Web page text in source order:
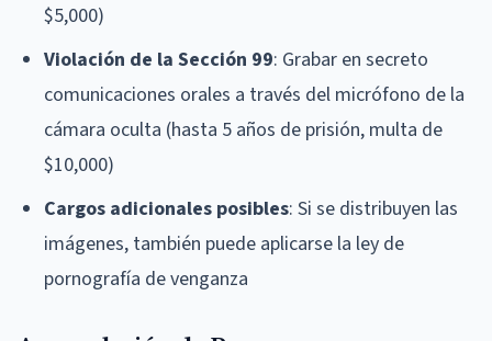
$5,000)
Violación de la Sección 99: Grabar en secreto
comunicaciones orales a través del micrófono de la
cámara oculta (hasta 5 años de prisión, multa de
$10,000)
Cargos adicionales posibles: Si se distribuyen las
imágenes, también puede aplicarse la ley de
pornografía de venganza